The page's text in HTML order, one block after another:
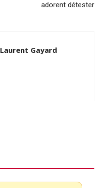
adorent détester
Laurent Gayard